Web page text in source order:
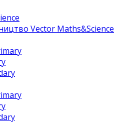
Vector Maths&Science